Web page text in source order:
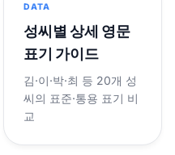
DATA
성씨별 상세 영문
표기 가이드
김·이·박·최 등 20개 성
씨의 표준·통용 표기 비
교